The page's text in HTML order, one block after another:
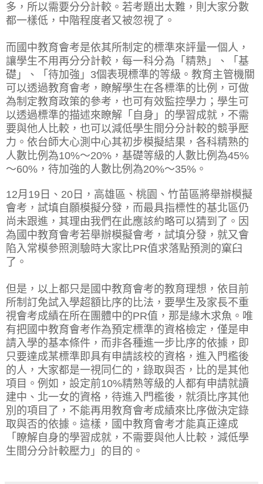
多，所以需要分分計較。若考題出太難，則大家分數
都一樣低，中階程度者又被忽視了。
而國中教育會考是依其所制定的標準來評量一個人，
讓學生不用再分分計較，每一科分為「精熟」、「基
礎」、「待加強」3個表現標準的等級。教育主管機關
可以透過教育會考，瞭解學生在各標準的比例，可做
為制定教育政策的參考，也可有效監控學力；學生可
以透過標準的描述來瞭解「自身」的學習成就，不需
要與他人比較，也可以減低學生間分分計較的競爭壓
力。依台師大心測中心其初步模擬結果，各科精熟的
人數比例為10%～20%，基礎等級的人數比例為45%
～60%，待加強的人數比例為20%～35%。
12月19日、20日，高雄區、桃園、竹苗區將舉辦模擬
會考，試填自願模擬分發，而最具指標性的基北區仍
尚未跟進，其理由我們在此應該約略可以猜到了。因
為國中教育會考若舉辦模擬會考，試填分發，就又會
陷入常模參照測驗時大家比PR值求落點預測的窠臼
了。
但是，以上都只是國中教育會考的教育理想，依目前
所制訂免試入學超額比序的比法，要學生及家長不重
視會考成績在所在團體中的PR值，那是緣木求魚。唯
有把國中教育會考作為預定標準的資格檢定，僅是申
請入學的基本條件，而非各種進一步比序的依據，即
只要達成某標準即具有申請該校的資格，進入門檻後
的人，大家都是一視同仁的，錄取與否，比的是其他
項目。例如，設定前10%精熟等級的人都有申請就讀
建中、北一女的資格，待進入門檻後，就須比序其他
別的項目了，不能再用教育會考成績來比序做決定錄
取與否的依據。這樣，國中教育會考才能真正達成
「瞭解自身的學習成就，不需要與他人比較，減低學
生間分分計較壓力」的目的。